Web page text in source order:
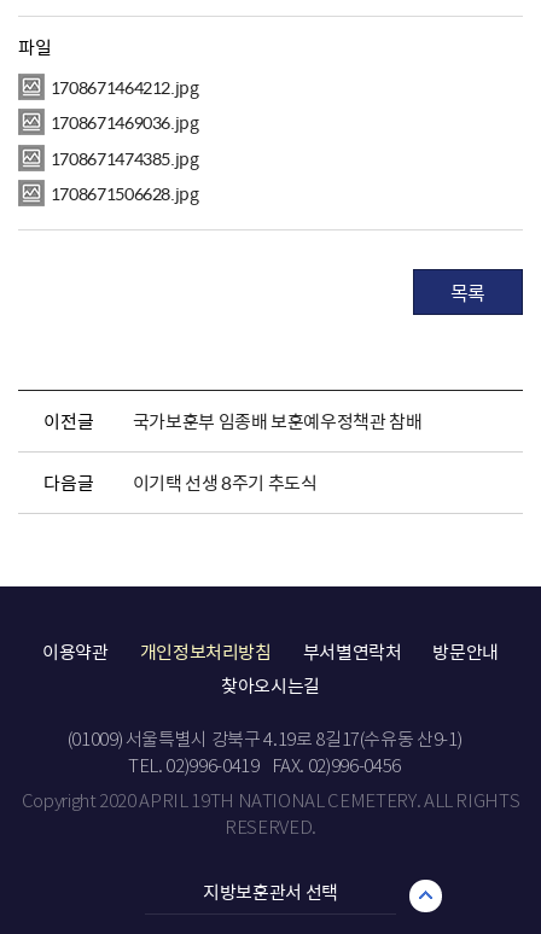
파일
1708671464212.jpg
1708671469036.jpg
1708671474385.jpg
1708671506628.jpg
목록
이전글 국가보훈부 임종배 보훈예우정책관 참배
다음글 이기택 선생 8주기 추도식
이용약관 개인정보처리방침 부서별연락처
방문안내
찾아오시는길
(01009) 서울특별시 강북구 4.19로 8길17(수유동 산9-1)
TEL. 02)996-0419
FAX. 02)996-0456
Copyright 2020 APRIL 19TH NATIONAL CEMETERY. ALL RIGHTS
RESERVED.
지방보훈관서 선택